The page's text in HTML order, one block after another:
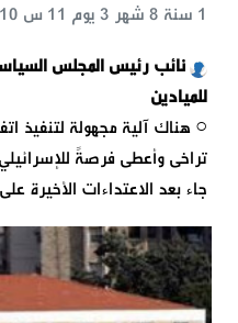
نائب رئيس المجلس
للميادين
1 سنة 8 شهر 3 يوم 11 س 10 د 24 ث
○ هناك آلية مجهولة لتنفيذ
تراخى وأعطى فرصةً
جاء بعد الاعتداءات الأخيرة